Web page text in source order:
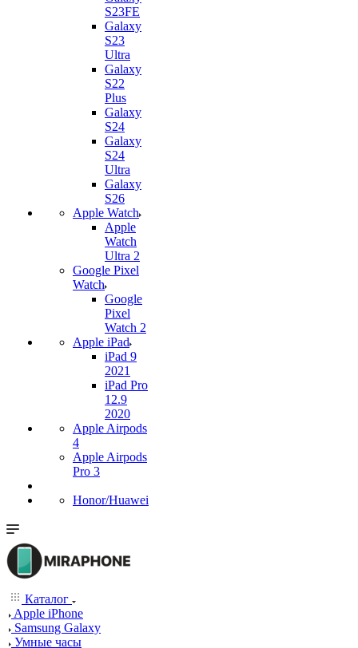
S23FE
Galaxy
S23
Ultra
Galaxy
S22
Plus
Galaxy
S24
Galaxy
S24
Ultra
Galaxy
S26
Apple Watch
Apple
Watch
Ultra 2
Google Pixel
Watch
Google
Pixel
Watch 2
Apple iPad
iPad 9
2021
iPad Pro
12.9
2020
Apple Airpods
4
Apple Airpods
Pro 3
Honor/Huawei
Каталог
Apple iPhone
Samsung Galaxy
Умные часы